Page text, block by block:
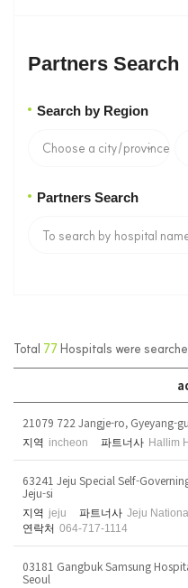
Partners Search
Search by Region
Partners Search
Total 77 Hospitals were
21079 722 Jangje-ro, Gyeyang-
지역 incheon 파트너사 Hallim
63241 Jeju Special Self-
Jeju-si
지역 jeju 파트너사 Jeju
연락처 064-717-1114
03181 Gangbuk Samsung
Seoul